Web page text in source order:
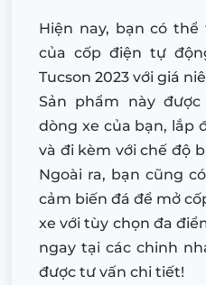
Hiện nay, bạn có
của cốp điện tự
Tucson 2023 với giá
Sản phẩm này
dòng xe của bạn, lắp
và đi kèm với chế độ
Ngoài ra, bạn cũng
cảm biến đá để mở
xe với tùy chọn đa
ngay tại các chinh
được tư vấn chi tiết!